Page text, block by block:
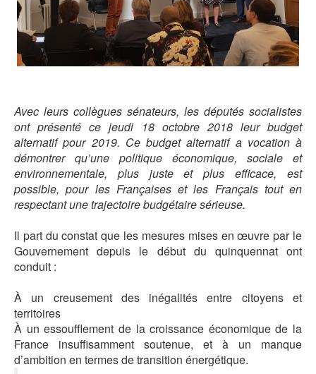
Avec leurs collègues sénateurs, les députés socialistes
ont présenté ce jeudi 18 octobre 2018 leur budget
alternatif pour 2019. Ce budget alternatif a vocation à
démontrer qu’une politique économique, sociale et
environnementale, plus juste et plus efficace, est
possible, pour les Françaises et les Français tout en
respectant une trajectoire budgétaire sérieuse.
Il part du constat que les mesures mises en œuvre par le
Gouvernement depuis le début du quinquennat ont
conduit :
À un creusement des inégalités entre citoyens et
territoires
À un essoufflement de la croissance économique de la
France insuffisamment soutenue, et à un manque
d’ambition en termes de transition énergétique.